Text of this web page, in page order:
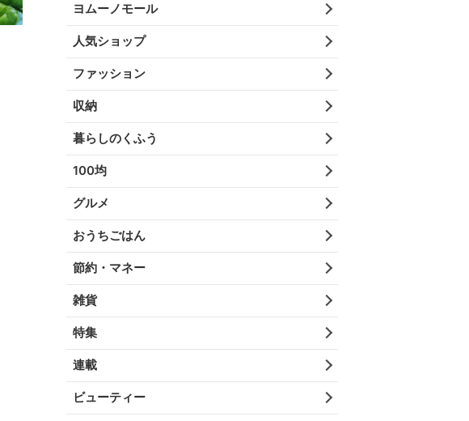
ヨムーノモール
人気ショップ
ファッション
収納
暮らしのくふう
100均
グルメ
おうちごはん
節約・マネー
雑貨
特集
連載
ビューティー